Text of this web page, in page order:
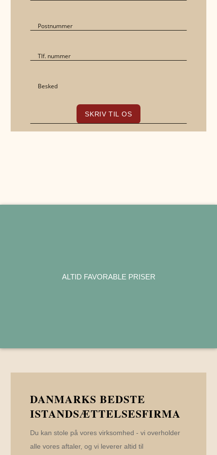
ALTID FAVORABLE PRISER
DANMARKS BEDSTE
ISTANDSÆTTELSESFIRMA
Du kan stole på vores virksomhed - vi overholder
alle vores aftaler, og vi leverer altid til